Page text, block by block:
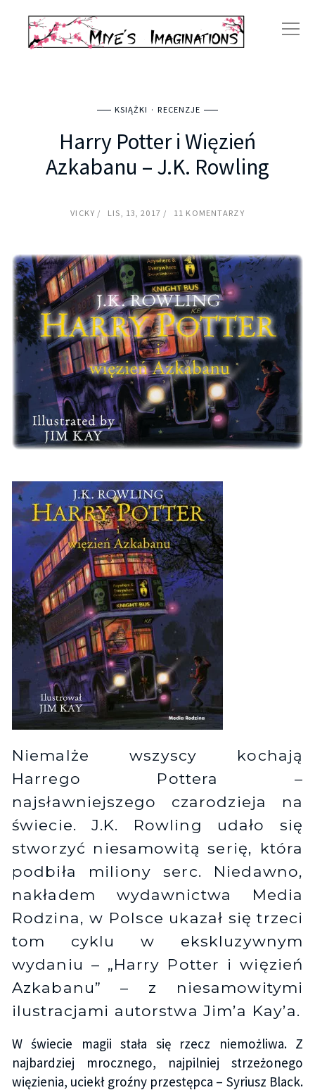
KSIĄŻKI RECENZJE
Harry Potter i Więzień
Azkabanu – J.K. Rowling
VICKY LIS, 13, 2017 11 KOMENTARZY
Niemalże wszyscy kochają
Harrego Pottera –
najsławniejszego czarodzieja na
świecie. J.K. Rowling udało się
stworzyć niesamowitą serię, która
podbiła miliony serc. Niedawno,
nakładem wydawnictwa Media
Rodzina, w Polsce ukazał się trzeci
tom cyklu w ekskluzywnym
wydaniu – „Harry Potter i więzień
Azkabanu” – z niesamowitymi
ilustracjami autorstwa Jim’a Kay’a.
W świecie magii stała się rzecz niemożliwa. Z
najbardziej mrocznego, najpilniej strzeżonego
więzienia, uciekł groźny przestępca – Syriusz Black.